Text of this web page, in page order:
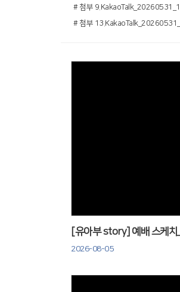
2026-08-05